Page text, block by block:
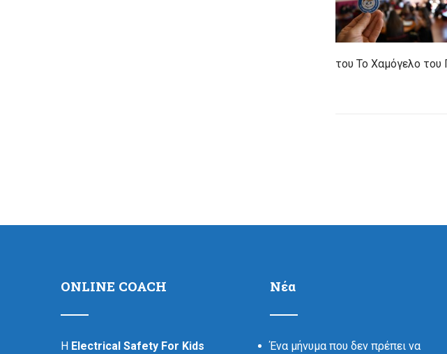
του Το Χαμόγελο του
ONLINE COACH
Η Electrical Safety For Kids
Νέα
Ένα μήνυμα που δεν πρέπει να